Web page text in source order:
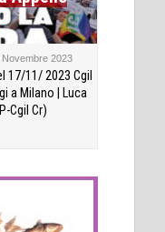
2023
17/11/ 2023 Cgil
a Milano | Luca
Cgil Cr)